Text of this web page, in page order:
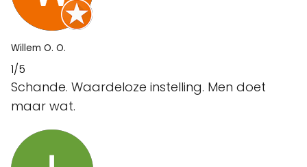
Willem O. O.
1/5
Schande. Waardeloze instelling. Men doet
maar wat.